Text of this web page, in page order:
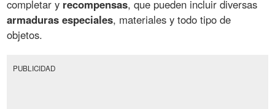
completar y recompensas, que pueden incluir diversas
armaduras especiales, materiales y todo tipo de
objetos.
PUBLICIDAD